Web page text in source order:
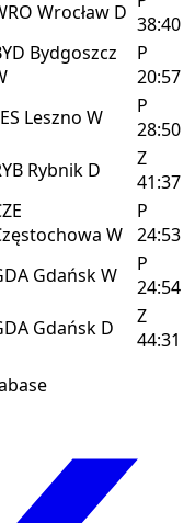
Wrocław D 38:40
Bydgoszcz
P
20:57
Leszno W
P
28:50
Rybnik D
Z
41:37
W
P
24:53
GdańskW
P
24:54
Gdańsk D
Z
44:31